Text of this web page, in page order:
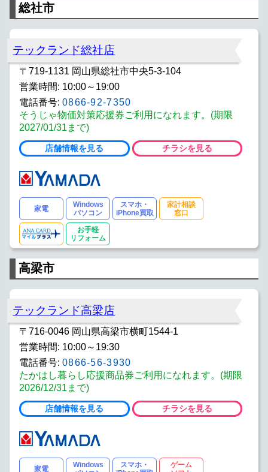
総社市
テックランド総社店
〒719-1131 岡山県総社市中央5-3-104
営業時間: 10:00～19:00
電話番号: 0866-92-7350
そうじゃ物価対策応援券ご利用になれます。(期限
2027/01/31まで)
店舗情報を見る チラシを見る
家電
Windows
パソコン
スマホ・
iPhone買取
家計相談
窓口
お手軽
リフォーム
高梁市
テックランド高梁店
〒716-0046 岡山県高梁市横町1544-1
営業時間: 10:00～19:30
電話番号: 0866-56-3930
たかはし暮らし応援商品券ご利用になれます。(期限
2026/12/31まで)
店舗情報を見る チラシを見る
家電
Windows
スマホ・
ゲーム